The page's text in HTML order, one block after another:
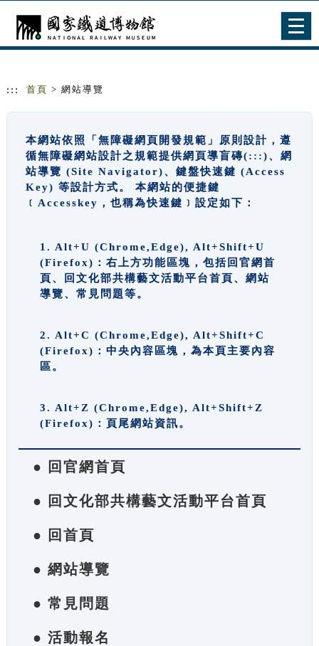
::: 首頁 > 網站導覽
本網站依照「無障礙網頁開發規範」原則設計，遵
循無障礙網站設計之規範提供網頁導盲磚(:::)、網
站導覽 (Site Navigator)、鍵盤快速鍵 (Access
Key) 等設計方式。 本網站的便捷鍵
﹝Accesskey，也稱為快速鍵﹞設定如下：
1. Alt+U (Chrome,Edge), Alt+Shift+U
(Firefox)：右上方功能區塊，包括回官網首
頁、回文化部共構藝文活動平台首頁、網站
導覽、常見問題等。
2. Alt+C (Chrome,Edge), Alt+Shift+C
(Firefox)：中央內容區塊，為本頁主要內容
區。
3. Alt+Z (Chrome,Edge), Alt+Shift+Z
(Firefox)：頁尾網站資訊。
● 回官網首頁
● 回文化部共構藝文活動平台首頁
● 回首頁
● 網站導覽
● 常見問題
● 活動報名